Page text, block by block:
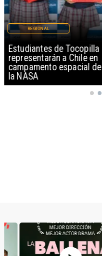
Estudiantes de Tocopilla
representarán a Chile en
campamento espacial de
la NASA
REGIONAL